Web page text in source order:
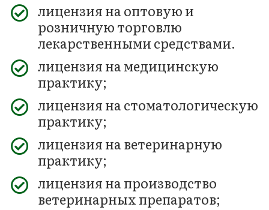
лицензия на оптовую и
розничную торговлю
лекарственными средствами.
лицензия на медицинскую
практику;
лицензия на стоматологическую
практику;
лицензия на ветеринарную
практику;
лицензия на производство
ветеринарных препаратов;